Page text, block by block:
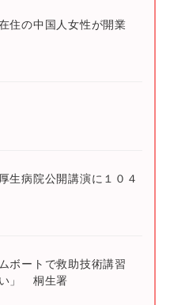
住の中国人女性が開業
病院公開講演に１０４
ボートで救助技術講習
い」 桐生署